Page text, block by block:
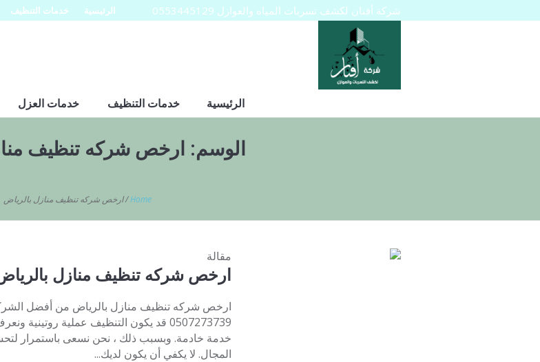
الرئيسية خدمات التنظيف شركة أفنان لكشف تسربات المياه والعوازل 0553445129
الرئيسية خدمات التنظيف خدمات العزل
الوسم: ارخص شركه تنظيف
Home
/ارخص شركه تنظيف منازل بالرياض
مقالة
ارخص شركه تنظيف منازل
ارخص شركه تنظيف منازل بالرياض من أفضل
0507273739 قد يكون التنظيف عملية
خدمة خادمة. وبسبب ذلك ، نحن نسعى باستمرار
المجال. لا يكفي أن يكون لديك...